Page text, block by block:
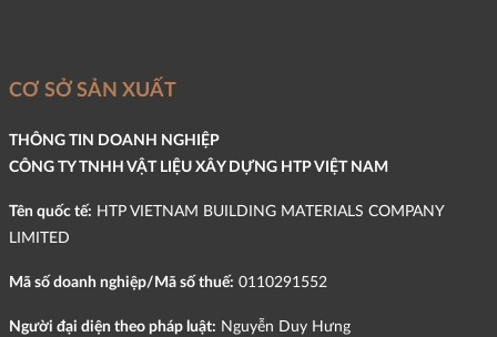
CƠ SỞ SẢN XUẤT
THÔNG TIN DOANH NGHIỆP
CÔNG TY TNHH VẬT LIỆU XÂY DỰNG HTP VIỆT NAM
Tên quốc tế: HTP VIETNAM BUILDING MATERIALS COMPANY
LIMITED
Mã số doanh nghiệp/Mã số thuế: 0110291552
Người đại diện theo pháp luật: Nguyễn Duy Hưng